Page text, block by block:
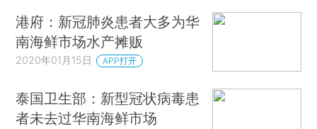
港府：新冠肺炎患者大多为华
南海鲜市场水产摊贩
2020年01月15日 APP打开
泰国卫生部：新型冠状病毒患
者未去过华南海鲜市场